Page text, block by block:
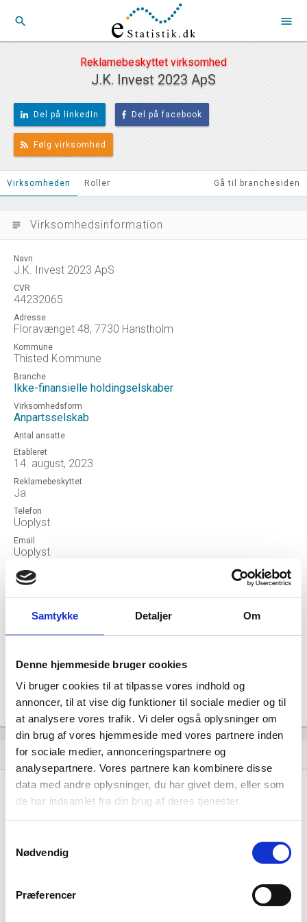
Samtykke Detaljer Om
Denne hjemmeside bruger cookies
Vi bruger cookies til at tilpasse vores indhold og
annoncer, til at vise dig funktioner til sociale medier og til
at analysere vores trafik. Vi deler også oplysninger om
din brug af vores hjemmeside med vores partnere inden
for sociale medier, annonceringspartnere og
analysepartnere. Vores partnere kan kombinere disse
data med andre oplysninger, du har givet dem, eller som
de har indsamlet fra din brug af deres tjenester.
Nødvendig
Præferencer
search menu
Reklamebeskyttet virksomhed
J.K. Invest 2023 ApS
Del på linkedIn Del på facebook
Følg virksomhed
Virksomheden Roller Gå til branchesiden
subject Virksomhedsinformation
Navn
J.K. Invest 2023 ApS
CVR
44232065
Adresse
Floravænget 48, 7730 Hanstholm
Kommune
Thisted Kommune
Branche
Ikke-finansielle holdingselskaber
Virksomhedsform
Anpartsselskab
Antal ansatte
Etableret
14. august, 2023
Reklamebeskyttet
Ja
Telefon
Uoplyst
Email
Uoplyst
Hjemmeside
J.K. Invest 2023 ApS
Status
OPLØSTEFTERKONKURS
Uoplyst
Formål
Uoplyst
Tegningsregel
Uoplyst
show_chart Udvikling i antal ansatte
J.K. Invest 2023 ApS har ikke haft nogen
beskæftigelse endnu. Vi kan derfor ikke
generere figuren for denne virksomhed.